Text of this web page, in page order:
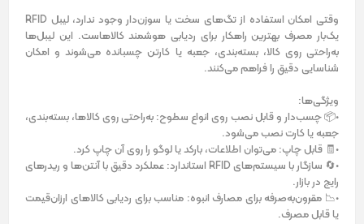
وقتی امکان استفاده از تگ‌های سخت یا سوزن‌دار وجود ندارد، لیبل RFID
یک‌بار مصرف بهترین راهکار برای ردیابی هوشمند کالاهاست. این لیبل‌ها
به‌راحتی روی کالا، بسته‌بندی، جعبه یا کارتن چسبانده می‌شوند و امکان
شناسایی دقیق را فراهم می‌کنند.
ویژگی‌ها:
•📦 چسب‌دار و قابل نصب روی انواع سطوح: به‌راحتی روی کالاها، بسته‌بندی،
جعبه یا کارت نصب می‌شود.
•🧾 قابل چاپ: می‌توان اطلاعات، بارکد یا لوگو را روی آن چاپ کرد.
•🔄 سازگار با سیستم‌های RFID استاندارد: عملکرد دقیق با آنتن‌ها و ریدرهای
رایج در بازار.
•📉 مقرون‌به‌صرفه برای مصارف انبوه: مناسب برای ردیابی کالاهای ارزان‌قیمت
یا قابل مصرف.